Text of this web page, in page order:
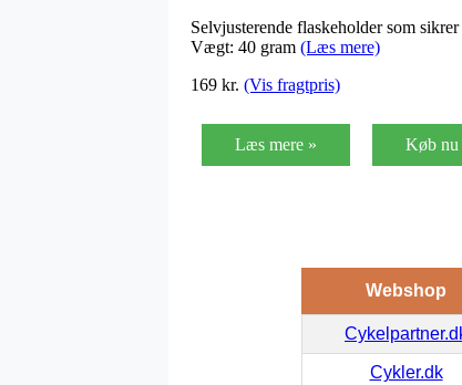
Selvjusterende flaskeholder som
Vægt: 40 gram (Læs mere)
169 kr. (Vis fragtpris)
Læs mere » Køb nu
Webshop
Cykler.dk